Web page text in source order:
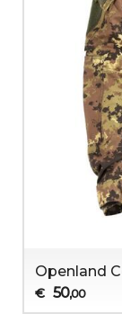
Openland
€ 50,00